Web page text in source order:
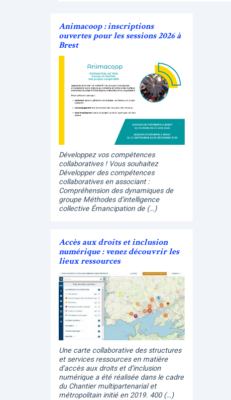
Animacoop : inscriptions
ouvertes pour les sessions 2026 à
Brest
Développez vos compétences
collaboratives ! Vous souhaitez
Développer des compétences
collaboratives en associant :
Compréhension des dynamiques de
groupe Méthodes d’intelligence
collective Émancipation de (…)
Accès aux droits et inclusion
numérique : venez découvrir les
lieux ressources
Une carte collaborative des structures
et services ressources en matière
d’accès aux droits et d’inclusion
numérique a été réalisée dans le cadre
du Chantier multipartenarial et
métropolitain initié en 2019. 400 (…)